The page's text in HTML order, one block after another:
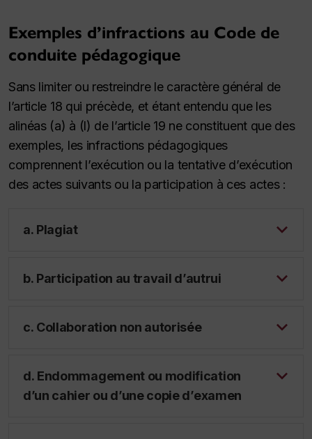
Exemples d’infractions au Code de
conduite pédagogique
Sans limiter ou restreindre le caractère général de
l’article 18 qui précède, et étant entendu que les
alinéas (a) à (l) de l’article 19 ne constituent que des
exemples, les infractions pédagogiques
comprennent l’exécution ou la tentative d’exécution
des actes suivants ou la participation à ces actes :
a. Plagiat
b. Participation au travail d’autrui
c. Collaboration non autorisée
d. Endommagement ou modification
d’un cahier ou d’une copie d’examen